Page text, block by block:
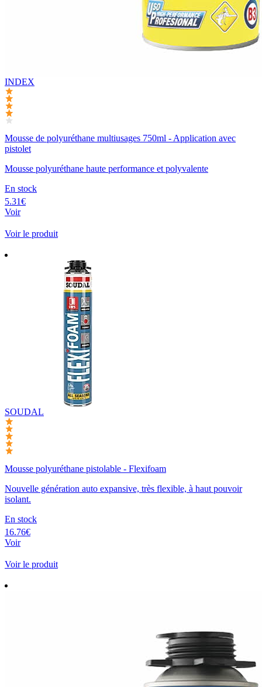
INDEX
Mousse de polyuréthane multiusages 750ml - Application avec
pistolet
Mousse polyuréthane haute performance et polyvalente
En stock
5.31€
Voir
Voir le produit
SOUDAL
Mousse polyuréthane pistolable - Flexifoam
Nouvelle génération auto expansive, très flexible, à haut pouvoir
isolant.
En stock
16.76€
Voir
Voir le produit